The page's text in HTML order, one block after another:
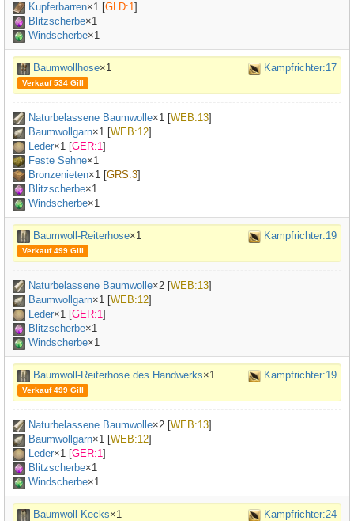
Kupferbarren×1 [GLD:1]
Blitzscherbe×1
Windscherbe×1
Baumwollhose×1 Kampfrichter:17
Verkauf 534 Gill
Naturbelassene Baumwolle×1 [WEB:13]
Baumwollgarn×1 [WEB:12]
Leder×1 [GER:1]
Feste Sehne×1
Bronzenieten×1 [GRS:3]
Blitzscherbe×1
Windscherbe×1
Baumwoll-Reiterhose×1 Kampfrichter:19
Verkauf 499 Gill
Naturbelassene Baumwolle×2 [WEB:13]
Baumwollgarn×1 [WEB:12]
Leder×1 [GER:1]
Blitzscherbe×1
Windscherbe×1
Baumwoll-Reiterhose des Handwerks×1 Kampfrichter:19
Verkauf 499 Gill
Naturbelassene Baumwolle×2 [WEB:13]
Baumwollgarn×1 [WEB:12]
Leder×1 [GER:1]
Blitzscherbe×1
Windscherbe×1
Baumwoll-Kecks×1 Kampfrichter:24